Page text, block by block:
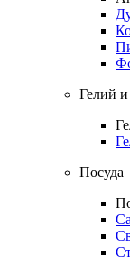
Гелий
Посуда